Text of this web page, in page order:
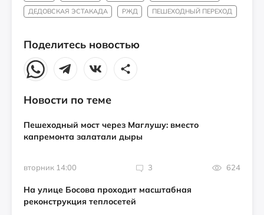
ДЕДОВСКАЯ ЭСТАКАДА
РЖД ПЕШЕХОДНЫЙ ПЕРЕХОД
Поделитесь новостью
Новости по теме
Пешеходный мост через Маглушу: вместо
капремонта залатали дыры
вторник 14:00 3 624
На улице Босова проходит масштабная
реконструкция теплосетей